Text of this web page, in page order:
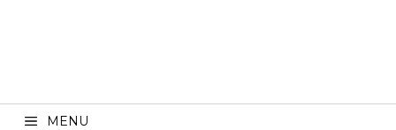
MENU